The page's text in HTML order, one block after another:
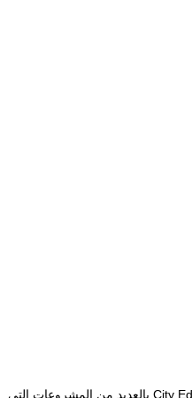
شقق العاصمة الادارية الجديدة للعاملين بالخارج تقدمها لك أكبر الكيانات العقارية شركة سيتي ايدج للتطوير العقاري City Edge Developments بالعديد من المشروعات التي